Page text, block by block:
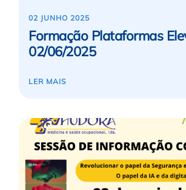
02 JUNHO 2025
Formação Plataformas
02/06/2025
LER MAIS